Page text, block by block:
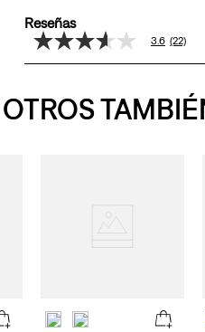
Reseñas
3.6
de
valor
medio
3.6 (22)
OTROS